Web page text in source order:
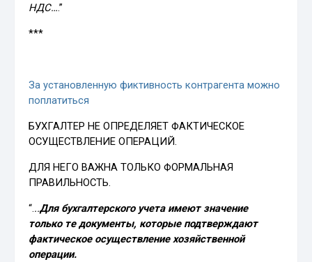
НДС….”
***
За установленную фиктивность контрагента можно
поплатиться
БУХГАЛТЕР НЕ ОПРЕДЕЛЯЕТ ФАКТИЧЕСКОЕ
ОСУЩЕСТВЛЕНИЕ ОПЕРАЦИЙ.
ДЛЯ НЕГО ВАЖНА ТОЛЬКО ФОРМАЛЬНАЯ
ПРАВИЛЬНОСТЬ.
“...Для бухгалтерского учета имеют значение
только те документы, которые подтверждают
фактическое осуществление хозяйственной
операции.